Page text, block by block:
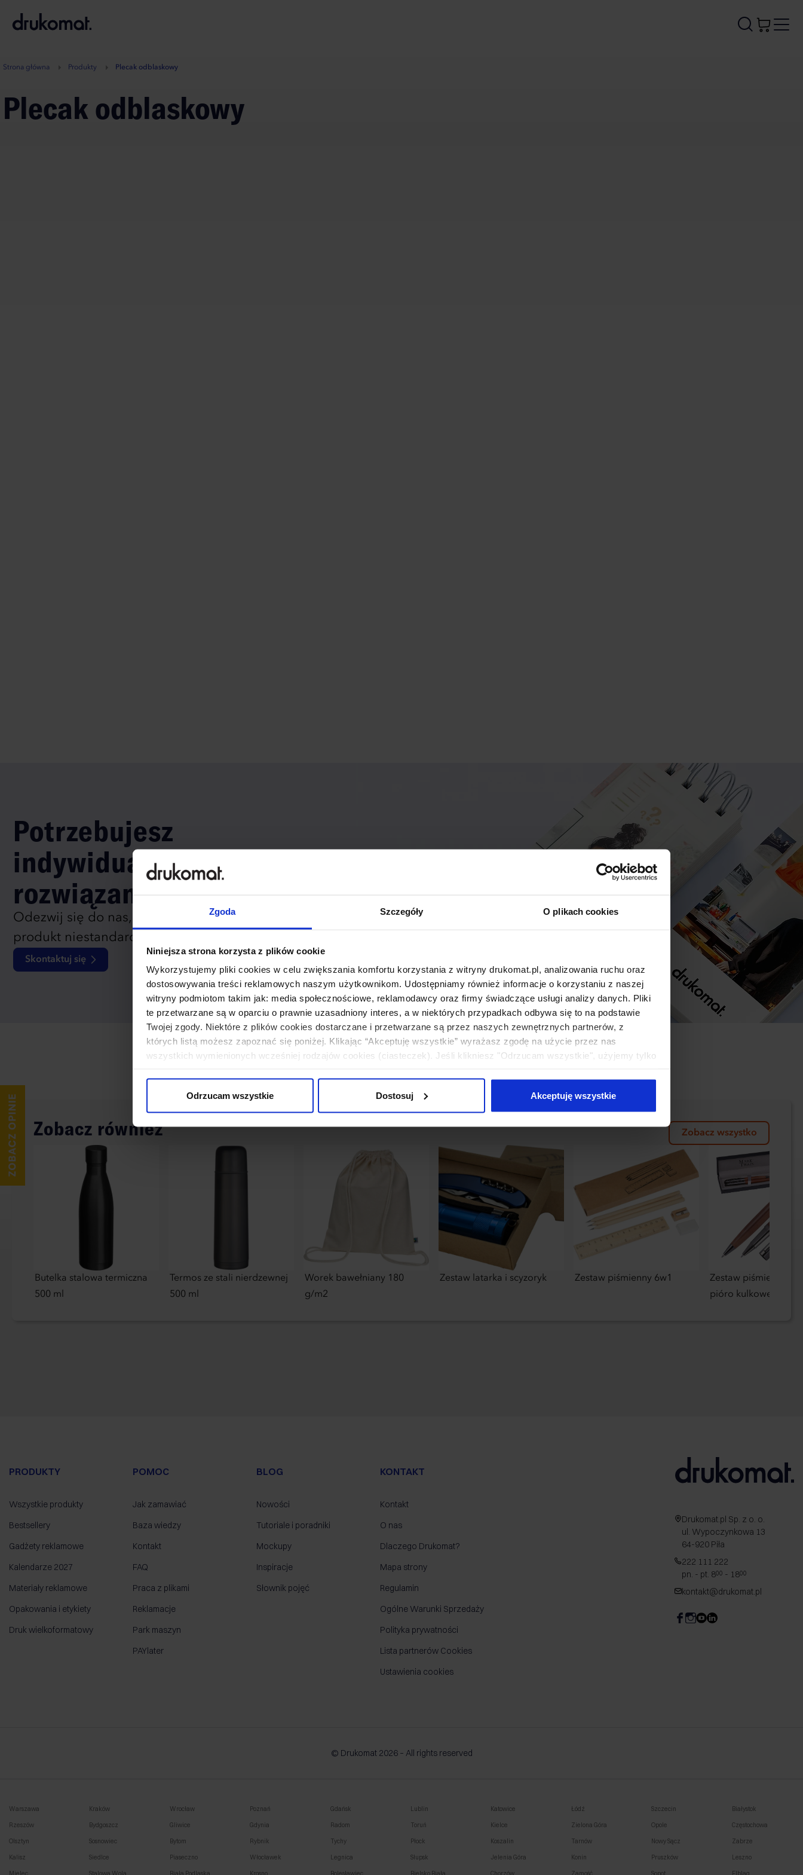
Zgoda Szczegóły O plikach cookies
Niniejsza strona korzysta z plików cookie
Wykorzystujemy pliki cookies w celu zwiększania komfortu korzystania z witryny drukomat.pl, analizowania ruchu oraz
dostosowywania treści reklamowych naszym użytkownikom. Udostępniamy również informacje o korzystaniu z naszej
witryny podmiotom takim jak: media społecznościowe, reklamodawcy oraz firmy świadczące usługi analizy danych. Pliki
te przetwarzane są w oparciu o prawnie uzasadniony interes, a w niektórych przypadkach odbywa się to na podstawie
Twojej zgody. Niektóre z plików cookies dostarczane i przetwarzane są przez naszych zewnętrznych partnerów, z
których listą możesz zapoznać się poniżej. Klikając “Akceptuję wszystkie” wyrażasz zgodę na użycie przez nas
wszystkich wymienionych wcześniej rodzajów cookies (ciasteczek). Jeśli klikniesz "Odrzucam wszystkie", użyjemy tylko
Odrzucam wszystkie
Dostosuj Akceptuję wszystkie
A
Strona główna Produkty Plecak odblaskowy
Plecak odblaskowy
Potrzebujesz
indywidualnego
rozwiązania?
Odezwij się do nas, aby omówić
produkt niestandardowy.
Skontaktuj się
Zobacz również Zobacz wszystko
Butelka stalowa termiczna
500 ml
Termos ze stali nierdzewnej
500 ml
Worek bawełniany 180
g/m2
Zestaw latarka i scyzoryk Zestaw piśmienny 6w1
Zestaw piśmienny
pióro kulkowe Mark
PRODUKTY
Wszystkie produkty
Bestsellery
Gadżety reklamowe
Kalendarze 2027
Materiały reklamowe
Opakowania i etykiety
Druk wielkoformatowy
POMOC
Jak zamawiać
Baza wiedzy
Kontakt
FAQ
Praca z plikami
Reklamacje
Park maszyn
PAYlater
BLOG
Nowości
Tutoriale i poradniki
Mockupy
Inspiracje
Słownik pojęć
KONTAKT
Kontakt
O nas
Dlaczego Drukomat?
Mapa strony
Regulamin
Ogólne Warunki Sprzedaży
Polityka prywatności
Lista partnerów Cookies
Ustawienia cookies
Drukomat.pl Sp. z o. o.
ul. Wypoczynkowa 13
64-920 Piła
222 111 222
pn. - pt. 800 - 1800
kontakt@drukomat.pl
© Drukomat 2026 – All rights reserved
Warszawa Kraków Wrocław Poznań Gdańsk Lublin Katowice Łódź Szczecin Białystok
Rzeszów Bydgoszcz Gliwice Gdynia Radom Toruń Kielce Zielona Góra Opole Częstochowa
Olsztyn Sosnowiec Bytom Rybnik Tychy Płock Koszalin Tarnów Nowy Sącz Zabrze
Kalisz Siedlce Piaseczno Włocławek Legnica Słupsk Jelenia Góra Konin Pruszków Leszno